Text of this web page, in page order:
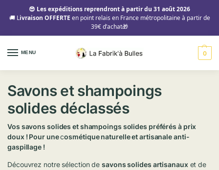
😎 Les expéditions reprendront à partir du 31 août 2026
🚚 Livraison OFFERTE en point relais en France métropolitaine à partir de
39€ d’achat🎁
MENU 0
Savons et shampoings
solides déclassés
Vos savons solides et shampoings solides préférés à prix
doux ! Pour unecosmétique naturelle et artisanale anti-
gaspillage !
Découvrez notre sélection desavons solides artisanauxet de